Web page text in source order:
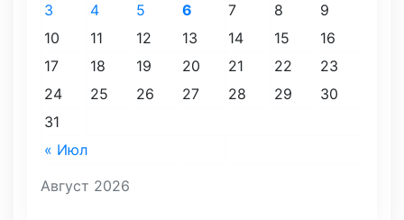
Август 2026
« Июл
3
4 5 6 7 8
9
10
11 12 13 14 15
16
17
18 19 20 21 22
23
24
25 26 27 28 29
30
31